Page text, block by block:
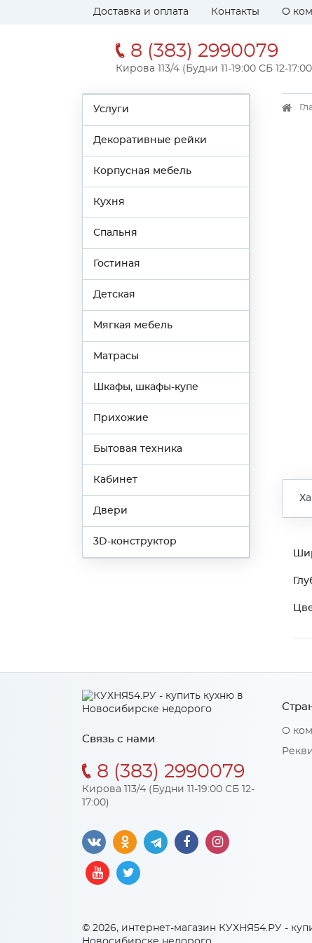
Доставка и оплата Контакты О
8 (383) 2990079
Кирова 113/4 (Будни 11-19:00 СБ 12-
Услуги
Декоративные рейки
Корпусная мебель
Кухня
Спальня
Гостиная
Детская
Мягкая мебель
Матрасы
Шкафы, шкафы-купе
Прихожие
Бытовая техника
Кабинет
Двери
3D-конструктор
Связь с нами
8 (383) 2990079
Кирова 113/4 (Будни 11-19:00 СБ 12-
17:00)
О
© 2026, интернет-магазин КУХНЯ54.РУ -